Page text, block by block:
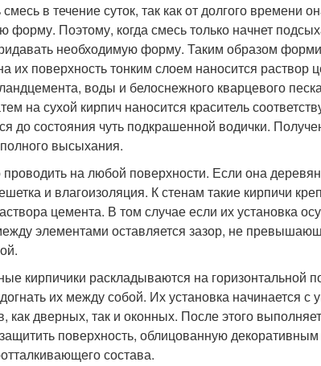
в течение суток, так как от долгого времени
форму. Поэтому, когда смесь только начнет
необходимую форму. Таким образом
их поверхность тонким слоем наносится раствор
воды и белоснежного кварцевого
на сухой кирпич наносится краситель
до состояния чуть подкрашенной водички.
высыхания.
на любой поверхности. Если она
и влагоизоляция. К стенам такие кирпичи
цемента. В том случае если их установка
элементами оставляется зазор, не
кирпичики раскладываются на горизонтальной
их между собой. Их установка начинается с
как дверных, так и оконных. После этого
поверхность, облицованную
состава.